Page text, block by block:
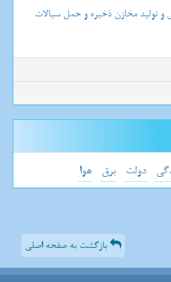
تولید مخازن ذخیره و حمل سیالات
دولت برق هوا
بازگشت به صفحه اصلی